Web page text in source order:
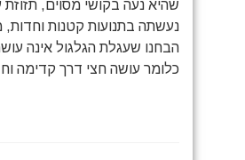
שהיא נעה בקושי מסוים, תזוזת
נעשתה בתנועות קטנות וחדות,
הבחנו שעגלת הגלגול אינה
כלומר עושה חצי דרך קדימה